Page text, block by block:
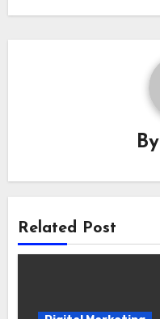
By
Related Post